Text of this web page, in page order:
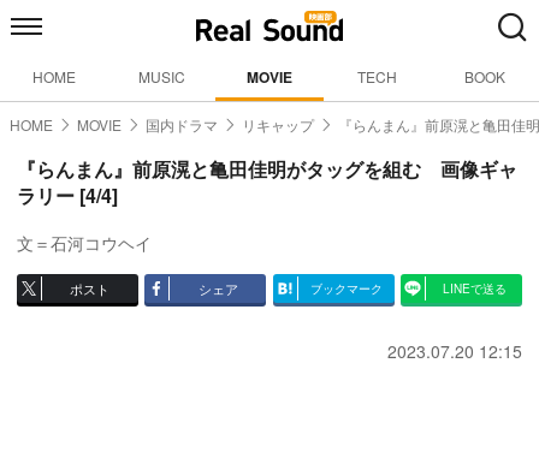
HOME MUSIC MOVIE TECH BOOK
HOME MOVIE 国内ドラマ リキャップ 『らんまん』前原滉と亀田佳
『らんまん』前原滉と亀田佳明がタッグを組む 画像ギャ
ラリー [4/4]
文＝石河コウヘイ
ポスト シェア ブックマーク LINEで送る
2023.07.20 12:15